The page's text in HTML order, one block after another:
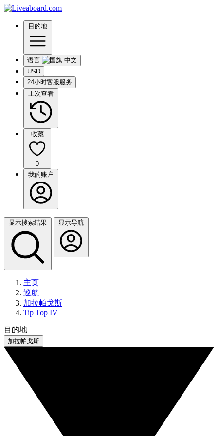
目的地
语言
USD
24小时客服服务
上次查看
收藏
0
我的账户
显示搜索结果 显示导航
主页
巡航
加拉帕戈斯
Tip Top IV
目的地
加拉帕戈斯